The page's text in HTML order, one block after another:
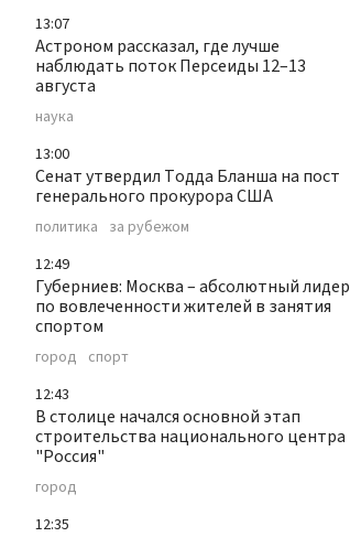
13:07
Астроном рассказал, где лучше
наблюдать поток Персеиды 12–13
августа
наука
13:00
Сенат утвердил Тодда Бланша на пост
генерального прокурора США
политика за рубежом
12:49
Губерниев: Москва – абсолютный лидер
по вовлеченности жителей в занятия
спортом
город спорт
12:43
В столице начался основной этап
строительства национального центра
"Россия"
город
12:35